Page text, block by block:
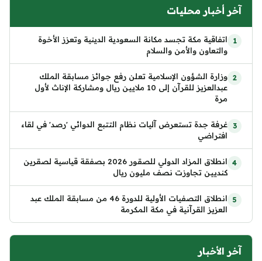
آخر أخبار محليات
اتفاقية مكة تجسد مكانة السعودية الدينية وتعزز الأخوة
والتعاون والأمن والسلام
وزارة الشؤون الإسلامية تعلن رفع جوائز مسابقة الملك
عبدالعزيز للقرآن إلى 10 ملايين ريال ومشاركة الإناث لأول
مرة
غرفة جدة تستعرض آليات نظام التتبع الدوائي 'رصد' في لقاء
افتراضي
انطلاق المزاد الدولي للصقور 2026 بصفقة قياسية لصقرين
كنديين تجاوزت نصف مليون ريال
انطلاق التصفيات الأولية للدورة 46 من مسابقة الملك عبد
العزيز القرآنية في مكة المكرمة
آخر الأخبار